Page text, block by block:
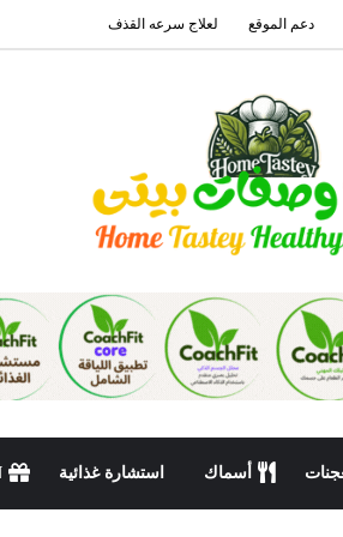
دعم الموقع لعلاج سرعه القذف
أسماك استشارة غذائية